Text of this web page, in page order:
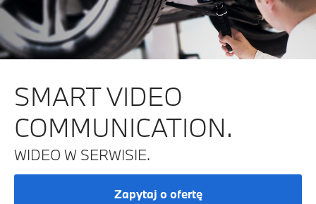
SMART VIDEO
COMMUNICATION.
WIDEO W SERWISIE.
Zapytaj o ofertę